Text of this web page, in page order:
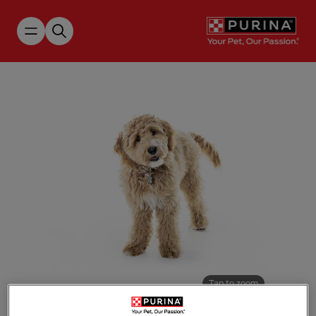
Tap to zoom